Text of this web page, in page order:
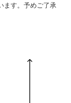
ます。予めご了承